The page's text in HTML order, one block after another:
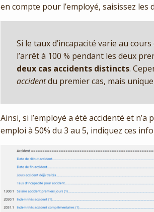
en compte pour l’employé, saisissez
Si le taux d’incapacité varie au
l’arrêt à 100 % pendant les deux
deux cas accidents distincts.
accidentdu premier cas, mais
Ainsi, si l’employé a été accidenté et
emploi à 50% du 3 au 5, indiquez ces